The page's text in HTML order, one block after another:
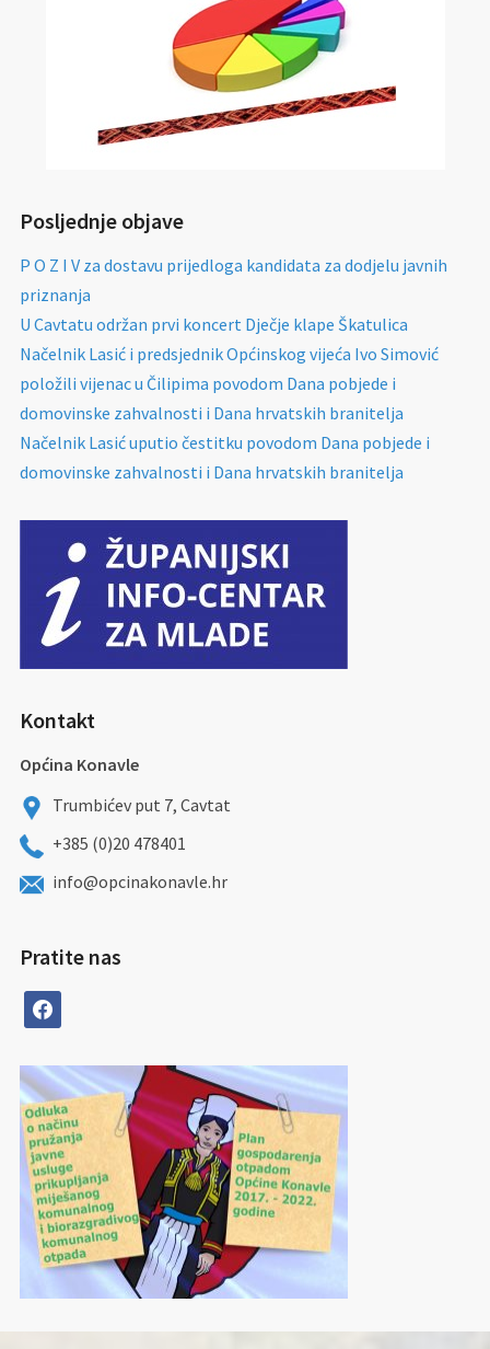
Posljednje objave
P O Z I V za dostavu prijedloga kandidata za dodjelu javnih
priznanja
U Cavtatu održan prvi koncert Dječje klape Škatulica
Načelnik Lasić i predsjednik Općinskog vijeća Ivo Simović
položili vijenac u Čilipima povodom Dana pobjede i
domovinske zahvalnosti i Dana hrvatskih branitelja
Načelnik Lasić uputio čestitku povodom Dana pobjede i
domovinske zahvalnosti i Dana hrvatskih branitelja
Kontakt
Općina Konavle
Trumbićev put 7, Cavtat
+385 (0)20 478401
info@opcinakonavle.hr
Pratite nas
facebook